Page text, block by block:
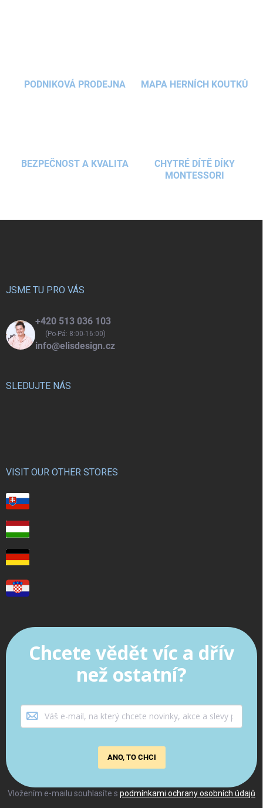
PODNIKOVÁ PRODEJNA MAPA HERNÍCH KOUTKŮ
BEZPEČNOST A KVALITA
CHYTRÉ DÍTĚ DÍKY
MONTESSORI
Vložením e-mailu souhlasíte s podmínkami ochrany osobních údajů
Chcete vědět víc a dřív
než ostatní?
ANO, TO CHCI
JSME TU PRO VÁS
+420 513 036 103
(Po-Pá: 8:00-16:00)
info@elisdesign.cz
SLEDUJTE NÁS
VISIT OUR OTHER STORES